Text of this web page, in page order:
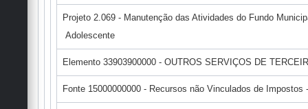
Projeto 2.069 - Manutenção das Atividades do Fundo
Adolescente
Elemento 33903900000 - OUTROS SERVIÇOS DE
Fonte 15000000000 - Recursos não Vinculados de Impostos